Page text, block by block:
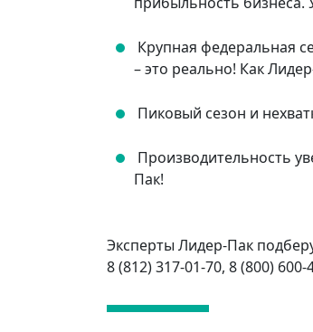
Крупная федеральная
– это реально! Как
Пиковый сезон и
Производительность
Пак!
Эксперты Лидер-Пак
8 (812) 317-01-70, 8 (800) 600-